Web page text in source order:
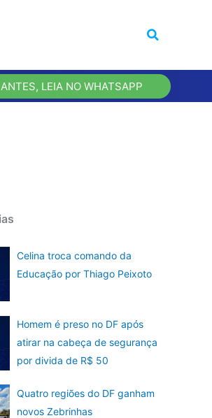
LEIA NO WHATSAPP
Celina troca comando da
Educação por Thiago Peixoto
Homem é preso no DF após
atirar na cabeça de segurança
por divida de R$ 50
Quatro regiões do DF ganham
novos Zebrinhas